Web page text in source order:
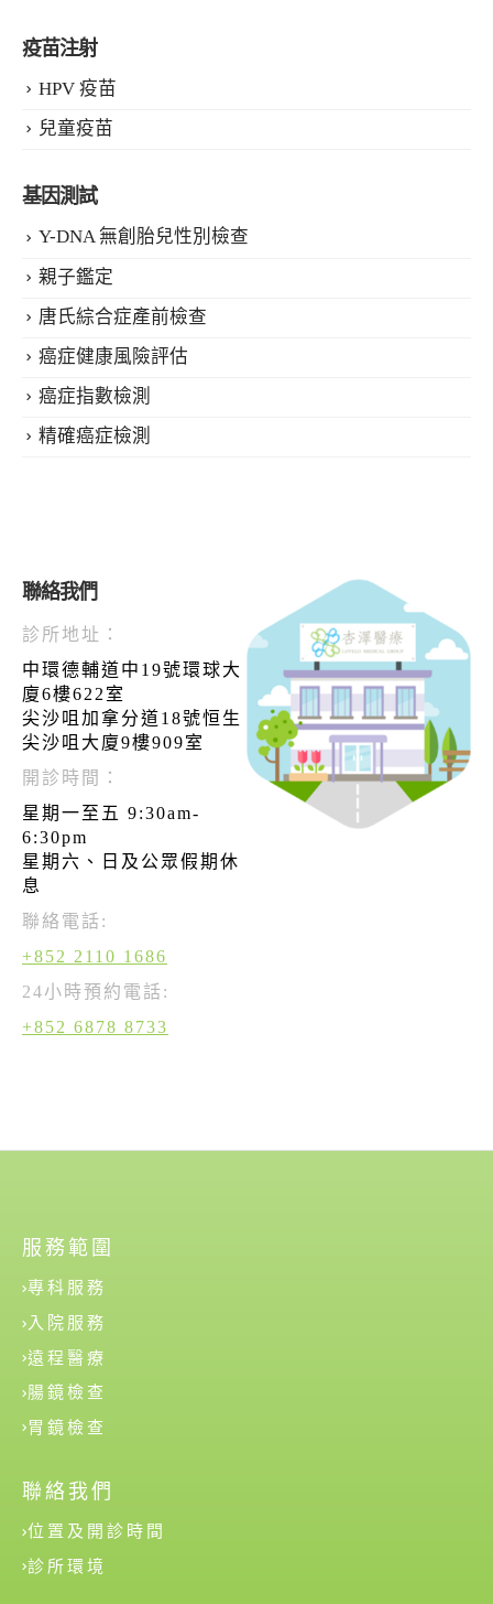
疫苗注射
HPV 疫苗
兒童疫苗
基因測試
Y-DNA 無創胎兒性別檢查
親子鑑定
唐氏綜合症產前檢查
癌症健康風險評估
癌症指數檢測
精確癌症檢測
聯絡我們
診所地址：
中環德輔道中19號環球大
廈6樓622室
尖沙咀加拿分道18號恒生
尖沙咀大廈9樓909室
開診時間：
星期一至五 9:30am-
6:30pm
星期六、日及公眾假期休
息
聯絡電話:
+852 2110 1686
24小時預約電話:
+852 6878 8733
服務範圍
專科服務
入院服務
遠程醫療
腸鏡檢查
胃鏡檢查
聯絡我們
位置及開診時間
診所環境